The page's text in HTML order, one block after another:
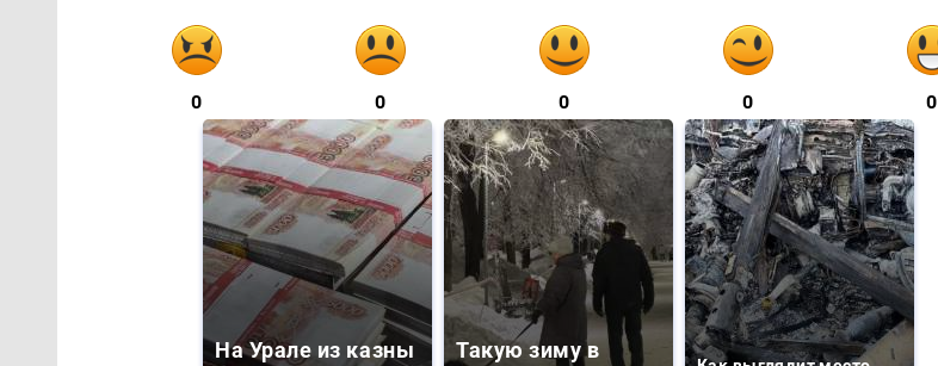
0 0 0 0 0
На Урале из казны
Такую зиму в